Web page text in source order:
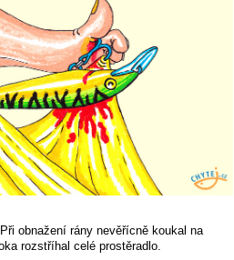
obnažení rány nevěřícně koukal na
rozstříhal celé prostěradlo.